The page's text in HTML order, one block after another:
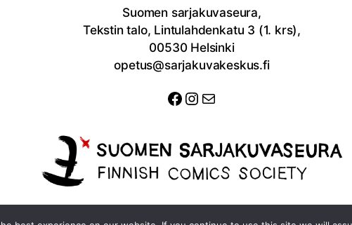
Suomen sarjakuvaseura,
Tekstin talo, Lintulahdenkatu 3 (1. krs),
00530 Helsinki
opetus@sarjakuvakeskus.fi
Facebook
Instagram
Sähköposti